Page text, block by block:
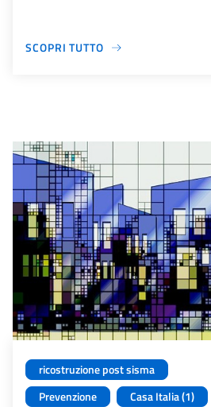
SCOPRI TUTTO
ricostruzione post sisma
Prevenzione
Casa Italia (1)